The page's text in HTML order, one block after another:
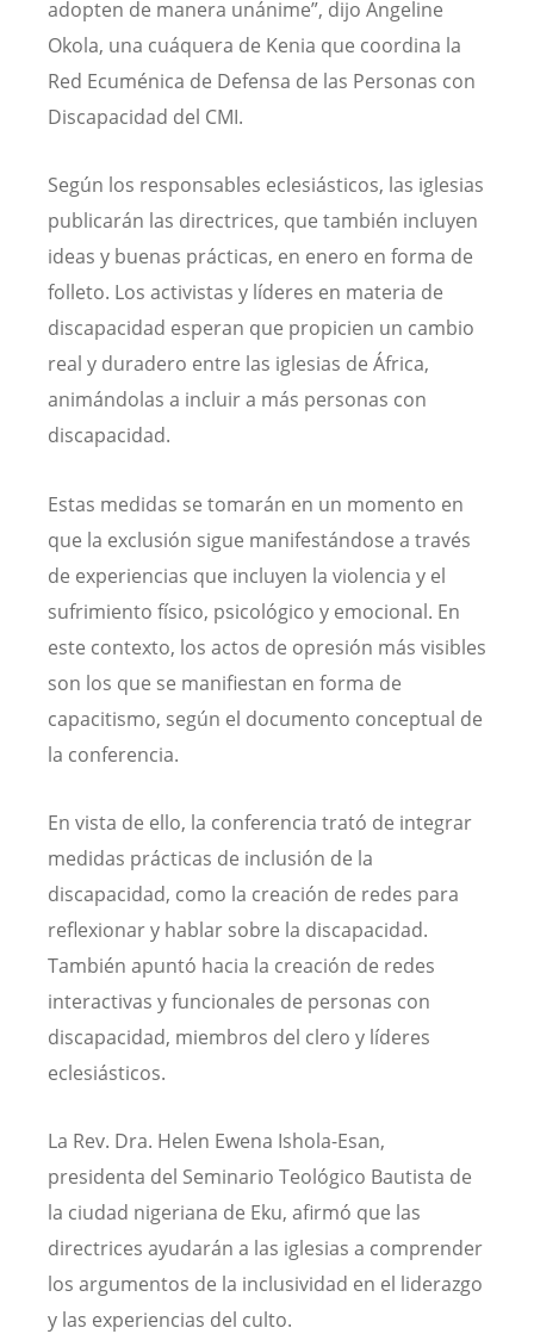
adopten de manera unánime”, dijo Angeline
Okola, una cuáquera de Kenia que coordina la
Red Ecuménica de Defensa de las Personas con
Discapacidad del CMI.
Según los responsables eclesiásticos, las iglesias
publicarán las directrices, que también incluyen
ideas y buenas prácticas, en enero en forma de
folleto. Los activistas y líderes en materia de
discapacidad esperan que propicien un cambio
real y duradero entre las iglesias de África,
animándolas a incluir a más personas con
discapacidad.
Estas medidas se tomarán en un momento en
que la exclusión sigue manifestándose a través
de experiencias que incluyen la violencia y el
sufrimiento físico, psicológico y emocional. En
este contexto, los actos de opresión más visibles
son los que se manifiestan en forma de
capacitismo, según el documento conceptual de
la conferencia.
En vista de ello, la conferencia trató de integrar
medidas prácticas de inclusión de la
discapacidad, como la creación de redes para
reflexionar y hablar sobre la discapacidad.
También apuntó hacia la creación de redes
interactivas y funcionales de personas con
discapacidad, miembros del clero y líderes
eclesiásticos.
La Rev. Dra. Helen Ewena Ishola-Esan,
presidenta del Seminario Teológico Bautista de
la ciudad nigeriana de Eku, afirmó que las
directrices ayudarán a las iglesias a comprender
los argumentos de la inclusividad en el liderazgo
y las experiencias del culto.